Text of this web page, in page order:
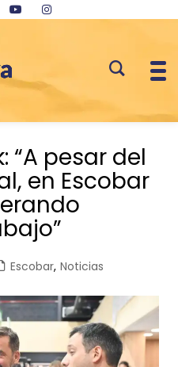
“A pesar del
en Escobar
Escobar, Noticias